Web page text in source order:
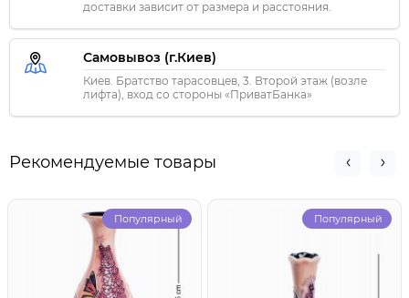
доставки зависит от размера и расстояния.
Самовывоз (г.Киев)
Киев. Братство тарасовцев, 3. Второй этаж (возле
лифта), вход со стороны «ПриватБанка»
Рекомендуемые товары
Популярный Популярный